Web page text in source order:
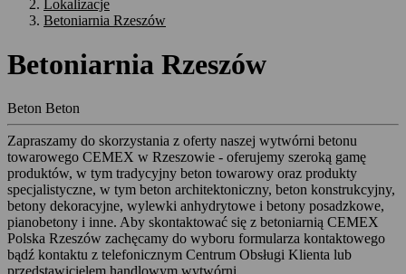
Lokalizacje
Betoniarnia Rzeszów
Betoniarnia Rzeszów
Beton Beton
Zapraszamy do skorzystania z oferty naszej wytwórni betonu
towarowego CEMEX w Rzeszowie - oferujemy szeroką gamę
produktów, w tym tradycyjny beton towarowy oraz produkty
specjalistyczne, w tym beton architektoniczny, beton konstrukcyjny,
betony dekoracyjne, wylewki anhydrytowe i betony posadzkowe,
pianobetony i inne. Aby skontaktować się z betoniarnią CEMEX
Polska Rzeszów zachęcamy do wyboru formularza kontaktowego
bądź kontaktu z telefonicznym Centrum Obsługi Klienta lub